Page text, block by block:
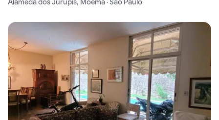
Alameda dos Jurupis, Moema · São Paulo